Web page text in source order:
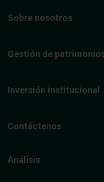
Sobre nosotros
Gestión de
Inversión institucional
Contáctenos
Análisis